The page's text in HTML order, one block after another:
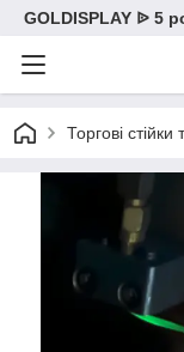
GOLDISPLAY ᐉ 5
Торгові